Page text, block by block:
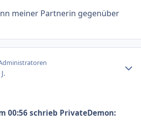
meiner Partnerin gegenüber
00:56 schrieb PrivateDemon: